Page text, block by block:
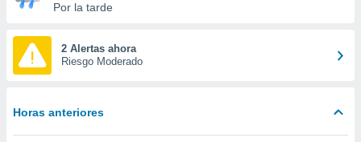
forma
digital
Por la tarde
2 Alertas ahora
Riesgo Moderado
Horas anteriores